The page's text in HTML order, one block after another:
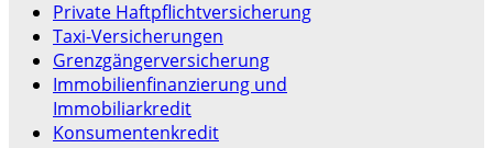
Private Haftpflichtversicherung
Taxi-Versicherungen
Grenzgängerversicherung
Immobilienfinanzierung und
Immobiliarkredit
Konsumentenkredit